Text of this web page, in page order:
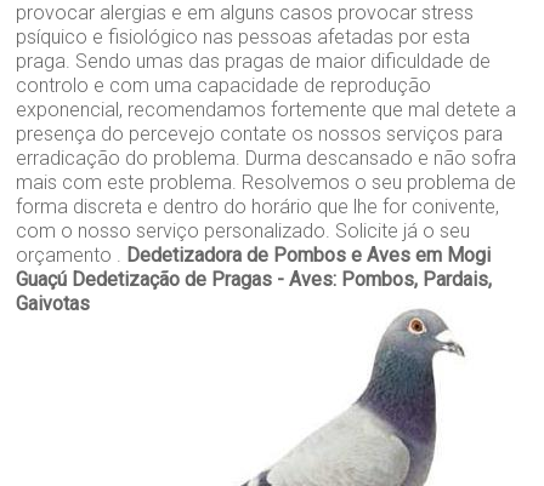
provocar alergias e em alguns casos provocar stress
psíquico e fisiológico nas pessoas afetadas por esta
praga. Sendo umas das pragas de maior dificuldade de
controlo e com uma capacidade de reprodução
exponencial, recomendamos fortemente que mal detete a
presença do percevejo contate os nossos serviços para
erradicação do problema. Durma descansado e não sofra
mais com este problema. Resolvemos o seu problema de
forma discreta e dentro do horário que lhe for conivente,
com o nosso serviço personalizado. Solicite já o seu
orçamento .
Dedetizadora de Pombos e Aves em Mogi
Guaçú Dedetização de Pragas - Aves: Pombos, Pardais,
Gaivotas